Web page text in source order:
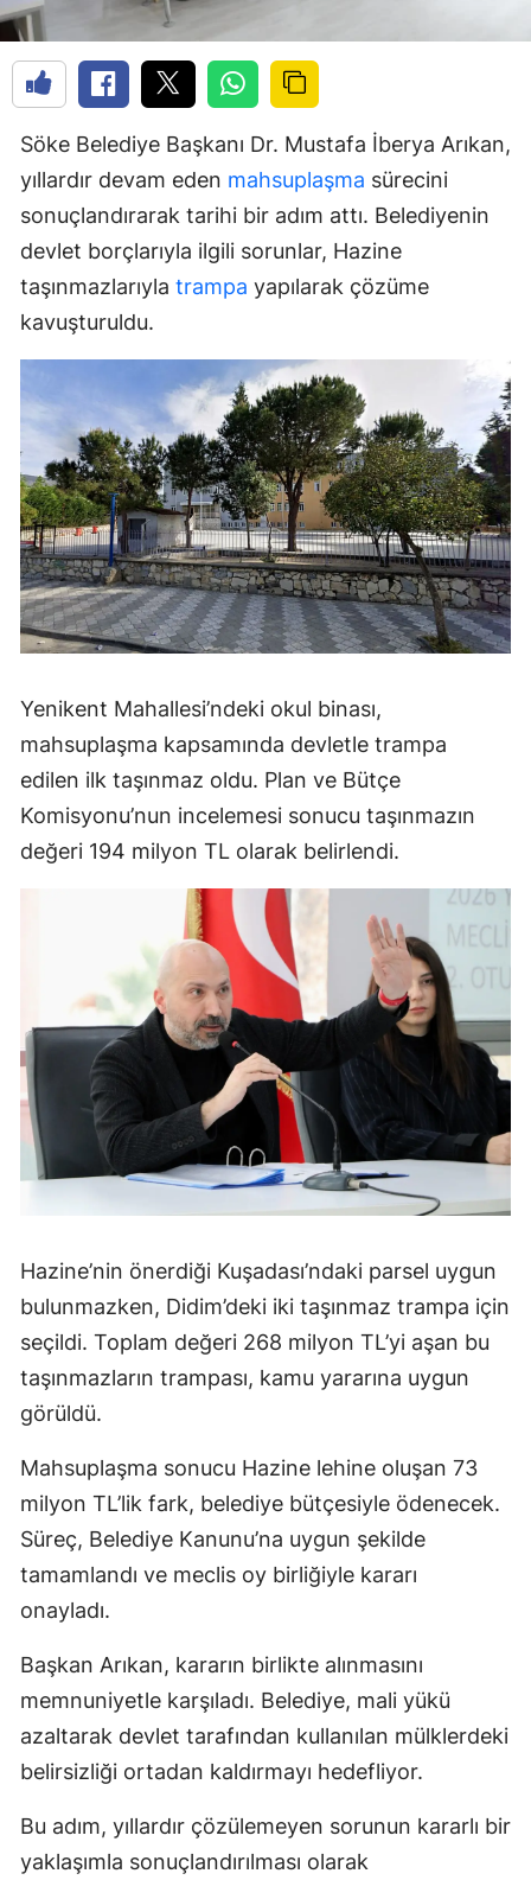
Söke Belediye Başkanı Dr. Mustafa İberya Arıkan,
yıllardır devam eden mahsuplaşma sürecini
sonuçlandırarak tarihi bir adım attı. Belediyenin
devlet borçlarıyla ilgili sorunlar, Hazine
taşınmazlarıyla trampa yapılarak çözüme
kavuşturuldu.
Yenikent Mahallesi’ndeki okul binası,
mahsuplaşma kapsamında devletle trampa
edilen ilk taşınmaz oldu. Plan ve Bütçe
Komisyonu’nun incelemesi sonucu taşınmazın
değeri 194 milyon TL olarak belirlendi.
Hazine’nin önerdiği Kuşadası’ndaki parsel uygun
bulunmazken, Didim’deki iki taşınmaz trampa için
seçildi. Toplam değeri 268 milyon TL’yi aşan bu
taşınmazların trampası, kamu yararına uygun
görüldü.
Mahsuplaşma sonucu Hazine lehine oluşan 73
milyon TL’lik fark, belediye bütçesiyle ödenecek.
Süreç, Belediye Kanunu’na uygun şekilde
tamamlandı ve meclis oy birliğiyle kararı
onayladı.
Başkan Arıkan, kararın birlikte alınmasını
memnuniyetle karşıladı. Belediye, mali yükü
azaltarak devlet tarafından kullanılan mülklerdeki
belirsizliği ortadan kaldırmayı hedefliyor.
Bu adım, yıllardır çözülemeyen sorunun kararlı bir
yaklaşımla sonuçlandırılması olarak